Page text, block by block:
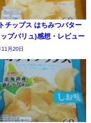
チップス はちみつバター
プバリュ)感想・レビュー
月20日